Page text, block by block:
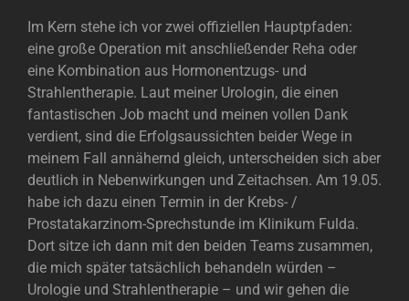
Im Kern stehe ich vor zwei offiziellen Hauptpfaden:
eine große Operation mit anschließender Reha oder
eine Kombination aus Hormonentzugs- und
Strahlentherapie. Laut meiner Urologin, die einen
fantastischen Job macht und meinen vollen Dank
verdient, sind die Erfolgsaussichten beider Wege in
meinem Fall annähernd gleich, unterscheiden sich aber
deutlich in Nebenwirkungen und Zeitachsen. Am 19.05.
habe ich dazu einen Termin in der Krebs- /
Prostatakarzinom-Sprechstunde im Klinikum Fulda.
Dort sitze ich dann mit den beiden Teams zusammen,
die mich später tatsächlich behandeln würden –
Urologie und Strahlentherapie – und wir gehen die